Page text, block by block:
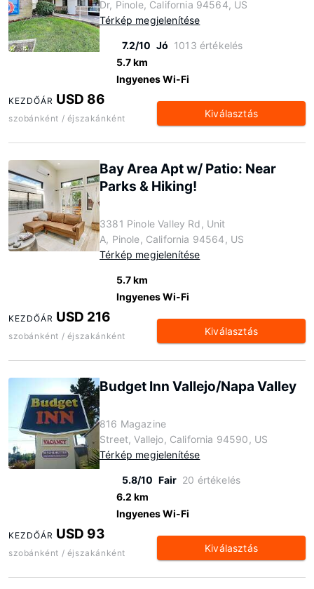
Dr, Pinole, California 94564, US
Térkép megjelenítése
7.2/10 Jó 1013 értékelés
5.7 km
Ingyenes Wi-Fi
KEZDŐÁR USD 86
szobánként / éjszakánként Kiválasztás
Bay Area Apt w/ Patio: Near
Parks & Hiking!
3381 Pinole Valley Rd, Unit
A, Pinole, California 94564, US
Térkép megjelenítése
5.7 km
Ingyenes Wi-Fi
KEZDŐÁR USD 216
szobánként / éjszakánként Kiválasztás
Budget Inn Vallejo/Napa Valley
816 Magazine
Street, Vallejo, California 94590, US
Térkép megjelenítése
5.8/10 Fair 20 értékelés
6.2 km
Ingyenes Wi-Fi
KEZDŐÁR USD 93
szobánként / éjszakánként Kiválasztás